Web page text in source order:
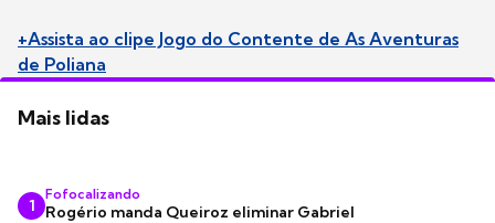
+Assista ao clipe Jogo do Contente de As Aventuras
de Poliana
Mais lidas
1
Fofocalizando
Rogério manda Queiroz eliminar Gabriel